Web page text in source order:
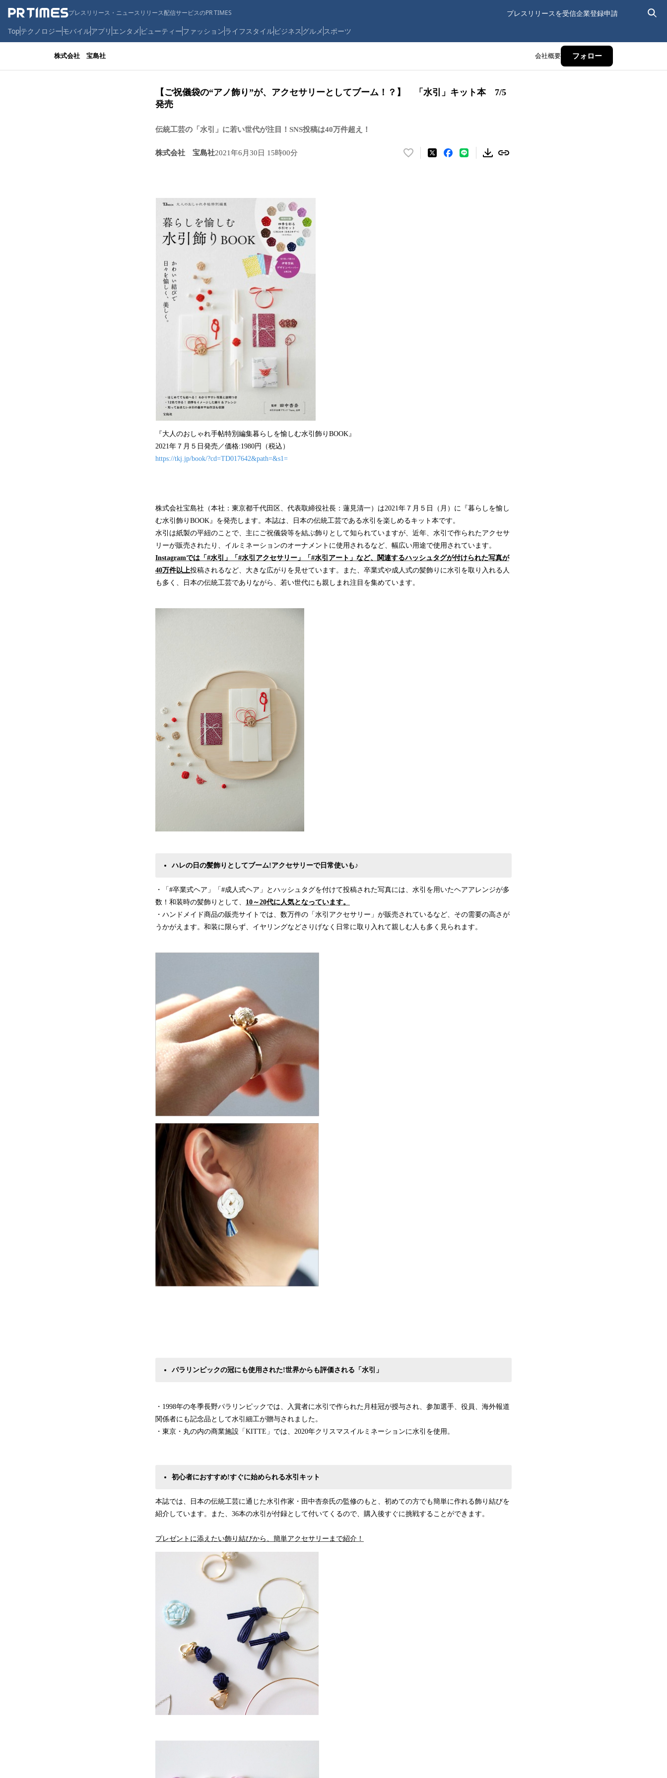
プレスリリース・ニュースリリース配信サービスのPR TIMES プレスリリースを受信企業登録申請
Topテクノロジーモバイルアプリ エンタメ ビューティーファッションライフスタイルビジネス グルメ スポーツ
株式会社 宝島社 会社概要 フォロー
【ご祝儀袋の“アノ飾り”が、アクセサリーとしてブーム！？】 「水引」キット本 7/5
発売
伝統工芸の「水引」に若い世代が注目！SNS投稿は40万件超え！
株式会社 宝島社2021年6月30日 15時00分
い
『大人のおしゃれ手帖特別編集暮らしを愉しむ水引飾りBOOK』
2021年７月５日発売／価格:1980円（税込）
https://tkj.jp/book/?cd=TD017642&path=&s1=
株式会社宝島社（本社：東京都千代田区、代表取締役社長：蓮見清一）は2021年７月５日（月）に『暮らしを愉し
む水引飾りBOOK』を発売します。本誌は、日本の伝統工芸である水引を楽しめるキット本です。
水引は紙製の平紐のことで、主にご祝儀袋等を結ぶ飾りとして知られていますが、近年、水引で作られたアクセサ
リーが販売されたり、イルミネーションのオーナメントに使用されるなど、幅広い用途で使用されています。
Instagramでは「#水引」「#水引アクセサリー」「#水引アート」など、関連するハッシュタグが付けられた写真が
40万件以上投稿されるなど、大きな広がりを見せています。また、卒業式や成人式の髪飾りに水引を取り入れる人
も多く、日本の伝統工芸でありながら、若い世代にも親しまれ注目を集めています。
ハレの日の髪飾りとしてブーム!アクセサリーで日常使いも♪
・「#卒業式ヘア」「#成人式ヘア」とハッシュタグを付けて投稿された写真には、水引を用いたヘアアレンジが多
数！和装時の髪飾りとして、 10～20代に人気となっています。
・ハンドメイド商品の販売サイトでは、数万件の「水引アクセサリー」が販売されているなど、その需要の高さが
うかがえます。和装に限らず、イヤリングなどさりげなく日常に取り入れて親しむ人も多く見られます。
パラリンピックの冠にも使用された!世界からも評価される「水引」
・1998年の冬季⾧野パラリンピックでは、入賞者に水引で作られた月桂冠が授与され、参加選手、役員、海外報道
関係者にも記念品として水引細工が贈与されました。
・東京・丸の内の商業施設「KITTE」では、2020年クリスマスイルミネーションに水引を使用。
初心者におすすめ!すぐに始められる水引キット
本誌では、日本の伝統工芸に通じた水引作家・田中杏奈氏の監修のもと、初めての方でも簡単に作れる飾り結びを
紹介しています。また、36本の水引が付録として付いてくるので、購入後すぐに挑戦することができます。
プレゼントに添えたい飾り結びから、簡単アクセサリーまで紹介！